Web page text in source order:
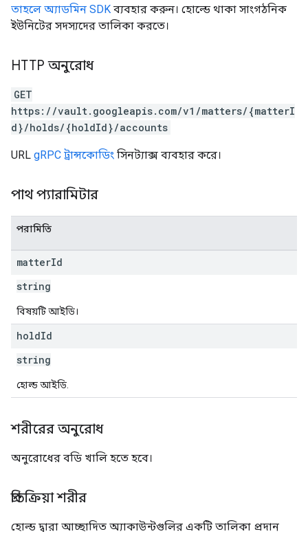
তাহলে অ্যাডমিন SDK ব্যবহার করুন। হোল্ডে থাকা সাংগঠনিক
ইউনিটের সদস্যদের তালিকা করতে।
HTTP অনুরোধ
GET
https://vault.googleapis.com/v1/matters/{matterI
d}/holds/{holdId}/accounts
URL gRPC ট্রান্সকোডিং সিনট্যাক্স ব্যবহার করে।
পাথ প্যারামিটার
পরামিতি
matterId
string
বিষয়টি আইডি।
holdId
string
হোল্ড আইডি.
শরীরের অনুরোধ
অনুরোধের বডি খালি হতে হবে।
প্রতিক্রিয়া শরীর
হোল্ড দ্বারা আচ্ছাদিত অ্যাকাউন্টগুলির একটি তালিকা প্রদান